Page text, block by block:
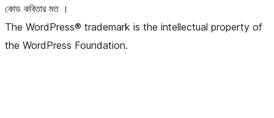
কোড কবিতার মত ।
The WordPress® trademark is the intellectual property of
the WordPress Foundation.